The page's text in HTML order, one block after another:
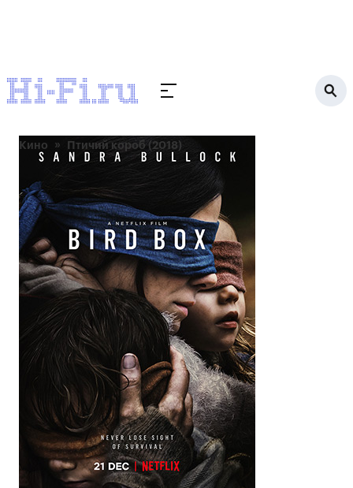
Кино Птичий короб (2018)